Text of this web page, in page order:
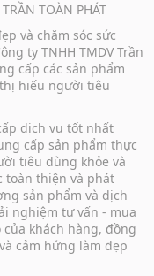
TOÀN PHÁT
và chăm sóc sức
ty TNHH TMDV Trần
cấp các sản phẩm
hiếu người tiêu
dịch vụ tốt nhất
cấp sản phẩm thực
tiêu dùng khỏe và
toàn thiện và phát
sản phẩm và dịch
nghiệm tư vấn - mua
khách hàng, đồng
cảm hứng làm đẹp